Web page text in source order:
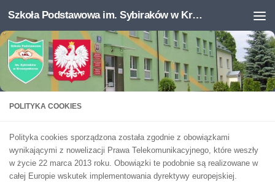
treściPrzejdź do treści Szkoła Podstawowa im. Sybiraków w Krasnymborze.
POLITYKA COOKIES
Polityka cookies sporządzona została zgodnie z obowiązkami
wynikającymi z nowelizacji Prawa Telekomunikacyjnego, które weszły
w życie 22 marca 2013 roku. Obowiązki te podobnie są realizowane w
całej Europie wskutek implementowania dyrektywy europejskiej.